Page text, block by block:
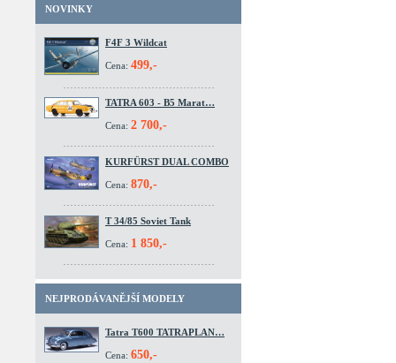
NOVINKY
F4F 3 Wildcat
Cena: 499,-
TATRA 603 - B5 Marat…
Cena: 2 700,-
KURFÜRST DUAL COMBO
Cena: 870,-
T 34/85 Soviet Tank
Cena: 1 850,-
NEJPRODÁVANĚJŠÍ MODELY
Tatra T600 TATRAPLAN…
Cena: 650,-